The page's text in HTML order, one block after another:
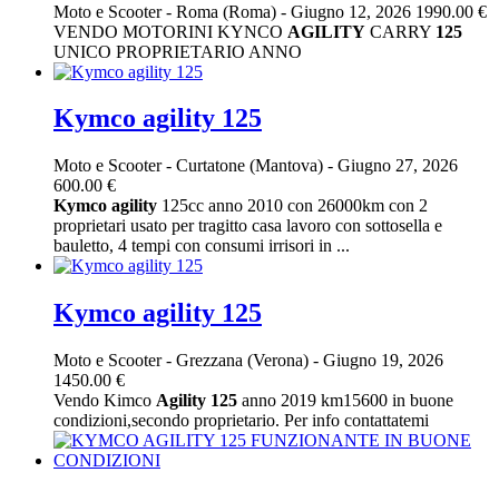
Moto e Scooter- Roma (Roma) - Giugno 12, 2026 1990.00 €
VENDO MOTORINI KYNCO AGILITY CARRY 125
UNICO PROPRIETARIO ANNO
Kymco agility 125
Moto e Scooter- Curtatone (Mantova) - Giugno 27, 2026
600.00 €
Kymco agility 125cc anno 2010 con 26000km con 2
proprietari usato per tragitto casa lavoro con sottosella e
bauletto, 4 tempi con consumi irrisori in ...
Kymco agility 125
Moto e Scooter- Grezzana (Verona) - Giugno 19, 2026
1450.00 €
Vendo Kimco Agility 125 anno 2019 km15600 in buone
condizioni,secondo proprietario. Per info contattatemi